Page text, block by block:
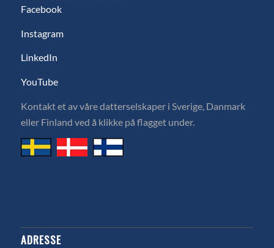
Facebook
Instagram
LinkedIn
YouTube
Kontakt et av våre datterselskaper i Sverige, Danmark
eller Finland ved å klikke på flagget under.
ADRESSE